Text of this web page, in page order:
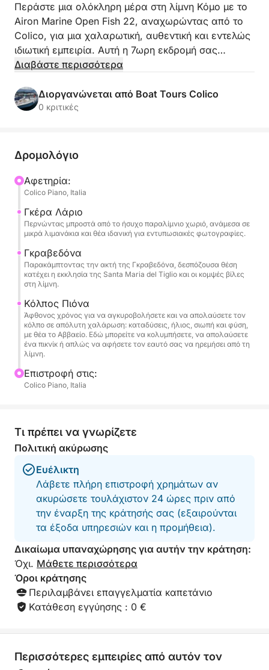
Περάστε μια ολόκληρη μέρα στη λίμνη Κόμο με το
Airon Marine Open Fish 22, αναχωρώντας από το
Colico, για μια χαλαρωτική, αυθεντική και εντελώς
ιδιωτική εμπειρία. Αυτή η 7ωρη εκδρομή σας
προσφέρει τα καλύτερα του Άλτο Λάριο: θέα στις
άφθονο χρόνο για να χαλαρώσετε στον υπέροχο
κόλπο Πιόνα.
ακολουθεί μια γραφική διαδρομή προς την Τζέρα
διαμάντια πλούσια σε γοητεία, ιστορία και
αρχιτεκτονική. Από εδώ φτάνετε στον ήσυχο κόλπο
Piona, όπου μπορείτε να αγκυροβολήσετε και να
περάσετε αρκετές ώρες σε απόλυτη χαλάρωση,
βυθισμένοι στη σιωπή και τη φύση.
Θα έχετε άφθονο χρόνο για να κολυμπήσετε, να
κάνετε ηλιοθεραπεία, να ακούσετε μουσική ή
της Πιόνα. Με επτά ώρες στη διάθεσή σας,
μπορείτε να ζήσετε τη λίμνη αργά και χωρίς όρια,
απολαμβάνοντας κάθε στιγμή.
Εντός του πλοίου: ποτό καλωσορίσματος, σνακ,
αναψυκτικά, στερεοφωνικό σύστημα, ντους,
οικογένειες που θέλουν να ζήσουν τη λίμνη Κόμο
με έναν αποκλειστικό και χαλαρό τρόπο.
Διαβάστε περισσότερα
Διοργανώνεται από Boat Tours Colico
0 κριτικές
Δρομολόγιο
Αφετηρία:
Colico Piano, Italia
Γκέρα Λάριο
Περνώντας μπροστά από το ήσυχο παραλίμνιο χωριό, ανάμεσα σε
μικρά λιμανάκια και θέα ιδανική για εντυπωσιακές φωτογραφίες.
Γκραβεδόνα
Παρακάμπτοντας την ακτή της Γκραβεδόνα, δεσπόζουσα θέση
κατέχει η εκκλησία της Santa Maria del Tiglio και οι κομψές βίλες
στη λίμνη.
Κόλπος Πιόνα
Άφθονος χρόνος για να αγκυροβολήσετε και να απολαύσετε τον
κόλπο σε απόλυτη χαλάρωση: καταδύσεις, ήλιος, σιωπή και φύση,
με θέα το Αββαείο. Εδώ μπορείτε να κολυμπήσετε, να απολαύσετε
ένα πικνίκ ή απλώς να αφήσετε τον εαυτό σας να ηρεμήσει από τη
λίμνη.
Επιστροφή στις:
Colico Piano, Italia
Τι πρέπει να γνωρίζετε
Πολιτική ακύρωσης
Ευέλικτη
Λάβετε πλήρη επιστροφή χρημάτων αν
ακυρώσετε τουλάχιστον 24 ώρες πριν από
την έναρξη της κράτησής σας (εξαιρούνται
τα έξοδα υπηρεσιών και η προμήθεια).
Δικαίωμα υπαναχώρησης για αυτήν την κράτηση:
Όχι. Μάθετε περισσότερα
Όροι κράτησης
Περιλαμβάνει επαγγελματία καπετάνιο
Κατάθεση εγγύησης : 0 €
Περισσότερες εμπειρίες από αυτόν τον